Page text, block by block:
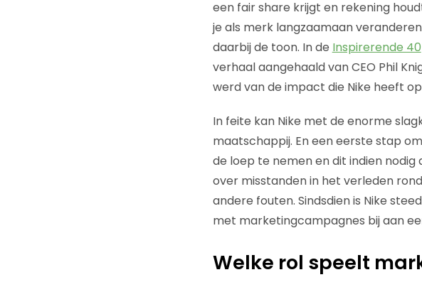
een fair share krijgt en rekening
je als merk langzaamaan
daarbij de toon. In de Inspirerende 40
verhaal aangehaald van CEO Phil
werd van de impact die Nike heeft
In feite kan Nike met de enorme
maatschappij. En een eerste stap
de loep te nemen en dit indien
over misstanden in het verleden
andere fouten. Sindsdien is Nike
met marketingcampagnes bij aan
Welke rol speelt